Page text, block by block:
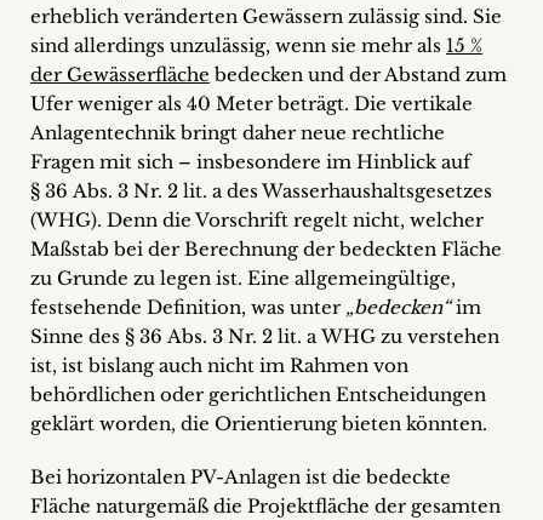
erheblich veränderten Gewässern zulässig sind. Sie
sind allerdings unzulässig, wenn sie mehr als 15 %
der Gewässerfläche bedecken und der Abstand zum
Ufer weniger als 40 Meter beträgt. Die vertikale
Anlagentechnik bringt daher neue rechtliche
Fragen mit sich – insbesondere im Hinblick auf
§ 36 Abs. 3 Nr. 2 lit. a des Wasserhaushaltsgesetzes
(WHG). Denn die Vorschrift regelt nicht, welcher
Maßstab bei der Berechnung der bedeckten Fläche
zu Grunde zu legen ist. Eine allgemeingültige,
festsehende Definition, was unter „bedecken“im
Sinne des § 36 Abs. 3 Nr. 2 lit. a WHG zu verstehen
ist, ist bislang auch nicht im Rahmen von
behördlichen oder gerichtlichen Entscheidungen
geklärt worden, die Orientierung bieten könnten.
Bei horizontalen PV-Anlagen ist die bedeckte
Fläche naturgemäß die Projektfläche der gesamten